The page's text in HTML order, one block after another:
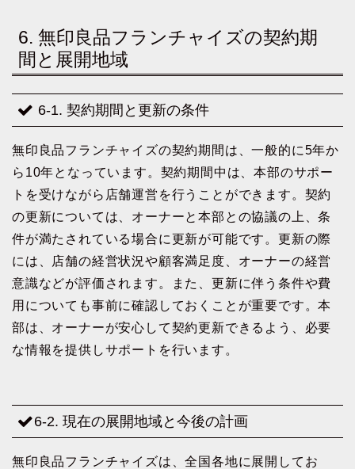
6. 無印良品フランチャイズの契約期
間と展開地域
6-1. 契約期間と更新の条件
無印良品フランチャイズの契約期間は、一般的に5年か
ら10年となっています。契約期間中は、本部のサポー
トを受けながら店舗運営を行うことができます。契約
の更新については、オーナーと本部との協議の上、条
件が満たされている場合に更新が可能です。更新の際
には、店舗の経営状況や顧客満足度、オーナーの経営
意識などが評価されます。また、更新に伴う条件や費
用についても事前に確認しておくことが重要です。本
部は、オーナーが安心して契約更新できるよう、必要
な情報を提供しサポートを行います。
6-2. 現在の展開地域と今後の計画
無印良品フランチャイズは、全国各地に展開してお